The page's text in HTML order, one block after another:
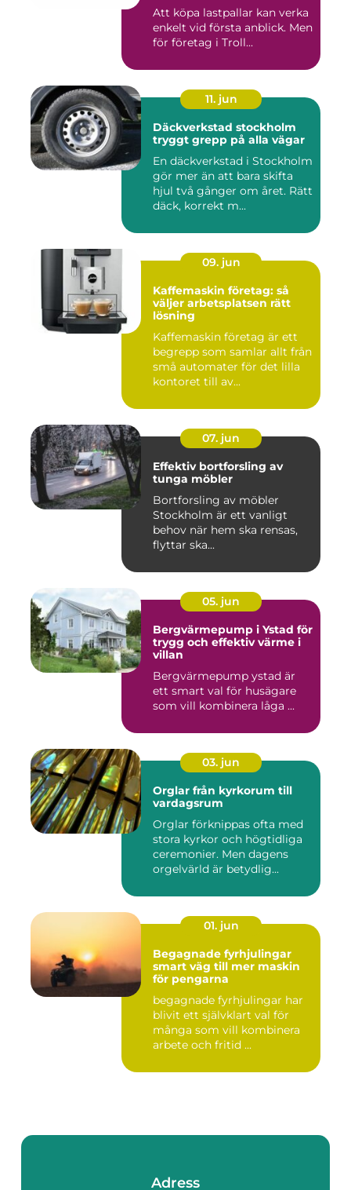
Att köpa lastpallar kan verka
enkelt vid första anblick. Men
för företag i Troll...
11. jun
Däckverkstad stockholm
tryggt grepp på alla vägar
En däckverkstad i Stockholm
gör mer än att bara skifta
hjul två gånger om året. Rätt
däck, korrekt m...
09. jun
Kaffemaskin företag: så
väljer arbetsplatsen rätt
lösning
Kaffemaskin företag är ett
begrepp som samlar allt från
små automater för det lilla
kontoret till av...
07. jun
Effektiv bortforsling av
tunga möbler
Bortforsling av möbler
Stockholm är ett vanligt
behov när hem ska rensas,
flyttar ska...
05. jun
Bergvärmepump i Ystad för
trygg och effektiv värme i
villan
Bergvärmepump ystad är
ett smart val för husägare
som vill kombinera låga ...
03. jun
Orglar från kyrkorum till
vardagsrum
Orglar förknippas ofta med
stora kyrkor och högtidliga
ceremonier. Men dagens
orgelvärld är betydlig...
01. jun
Begagnade fyrhjulingar
smart väg till mer maskin
för pengarna
begagnade fyrhjulingar har
blivit ett självklart val för
många som vill kombinera
arbete och fritid ...
Adress